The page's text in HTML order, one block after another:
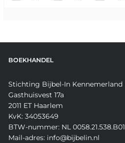
BOEKHANDEL
Stichting Bijbel-In Kennemerland
Gasthuisvest 17a
2011 ET Haarlem
KvK: 34053649
BTW-nummer: NL 0058.21.538.B01
Mail-adres: info@bijbelin.nl